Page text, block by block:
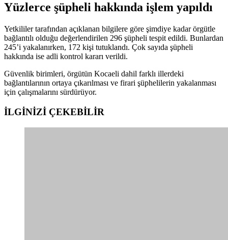
Yüzlerce şüpheli hakkında işlem yapıldı
Yetkililer tarafından açıklanan bilgilere göre şimdiye kadar örgütle
bağlantılı olduğu değerlendirilen 296 şüpheli tespit edildi. Bunlardan
245’i yakalanırken, 172 kişi tutuklandı. Çok sayıda şüpheli
hakkında ise adli kontrol kararı verildi.
Güvenlik birimleri, örgütün Kocaeli dahil farklı illerdeki
bağlantılarının ortaya çıkarılması ve firari şüphelilerin yakalanması
için çalışmalarını sürdürüyor.
İLGİNİZİ ÇEKEBİLİR